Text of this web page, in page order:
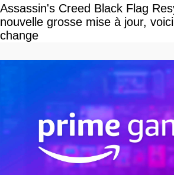
Assassin's Creed Black Flag
nouvelle grosse mise à jour,
change